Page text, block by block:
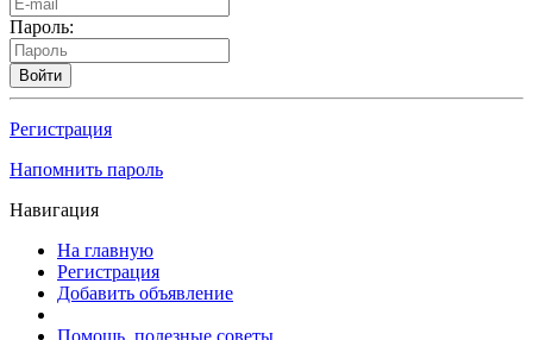
Пароль:
Войти
Регистрация
Напомнить пароль
Навигация
На главную
Регистрация
Добавить объявление
Помощь, полезные советы